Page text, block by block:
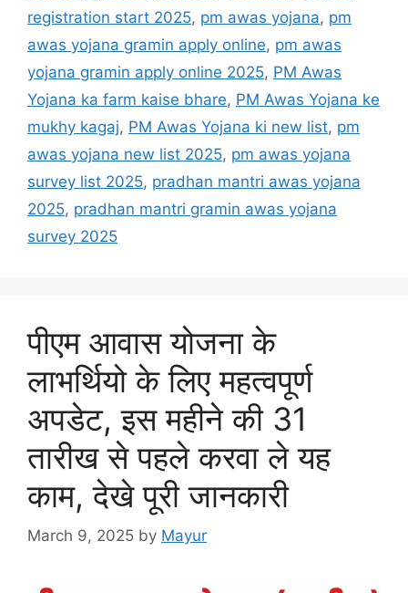
registration start 2025, pm awas yojana, pm
awas yojana gramin apply online, pm awas
yojana gramin apply online 2025, PM Awas
Yojana ka farm kaise bhare, PM Awas Yojana ke
mukhy kagaj, PM Awas Yojana ki new list, pm
awas yojana new list 2025, pm awas yojana
survey list 2025, pradhan mantri awas yojana
2025, pradhan mantri gramin awas yojana
survey 2025
पीएम आवास योजना के
लाभर्थियो के लिए महत्वपूर्ण
अपडेट, इस महीने की 31
तारीख से पहले करवा ले यह
काम, देखे पूरी जानकारी
March 9, 2025 by Mayur